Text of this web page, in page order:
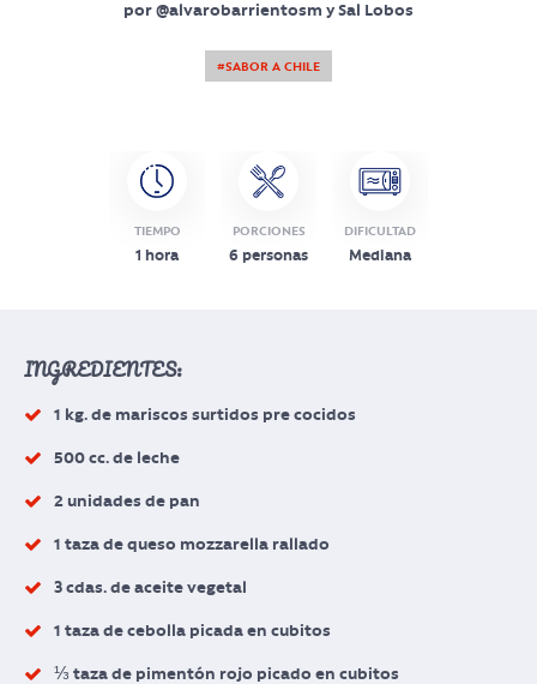
por @alvarobarrientosm​ y Sal Lobos
#SABOR A CHILE
TIEMPO
1 hora
PORCIONES
6 personas
DIFICULTAD
Mediana
INGREDIENTES:
1 kg. de mariscos surtidos pre cocidos
500 cc. de leche
2 unidades de pan
1 taza de queso mozzarella rallado
3 cdas. de aceite vegetal
1 taza de cebolla picada en cubitos
⅓ taza de pimentón rojo picado en cubitos